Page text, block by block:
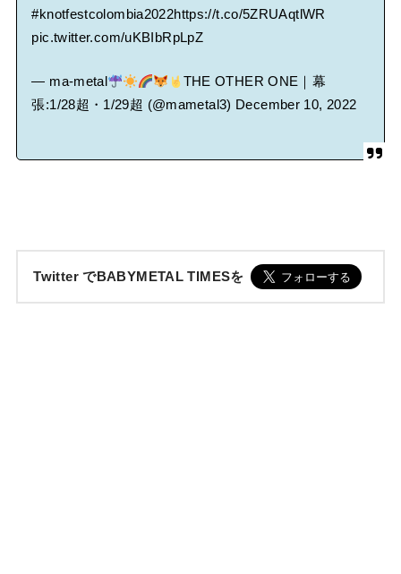
#knotfestcolombia2022https://t.co/5ZRUAqtlWR
pic.twitter.com/uKBIbRpLpZ
— ma-metal
THE OTHER ONE｜幕
張:1/28超・1/29超 (@mametal3) December 10, 2022
Twitter でBABYMETAL TIMESを